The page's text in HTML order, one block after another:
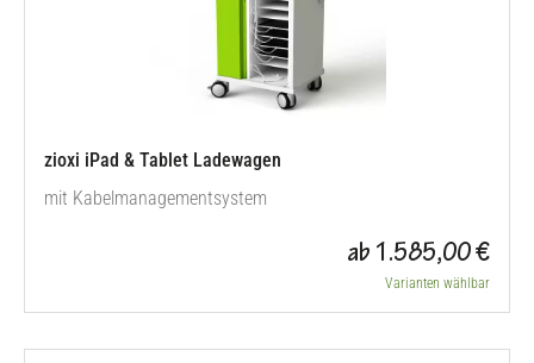
zioxi iPad & Tablet Ladewagen
mit Kabelmanagementsystem
ab 1.585,00 €
Varianten wählbar